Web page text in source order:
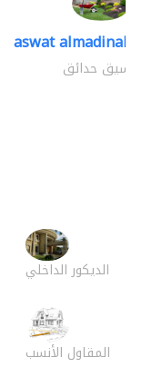
aswat almadinah
تنسيق حدائق
الديكور الداخلي
المقاول الأنسب